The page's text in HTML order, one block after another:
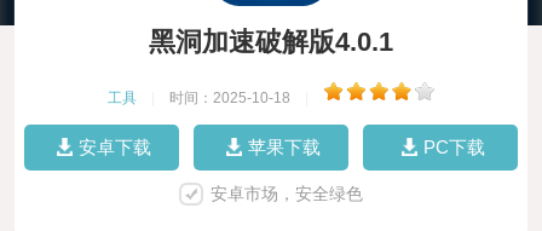
黑洞加速破解版4.0.1
工具 时间：2025-10-18
安卓下载 苹果下载 PC下载
安卓市场，安全绿色